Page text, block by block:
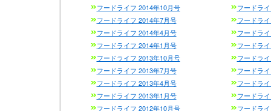
フードライフ 2014年10月号
フードラ
フードライフ 2014年7月号
フードラ
フードライフ 2014年4月号
フードラ
フードライフ 2014年1月号
フードラ
フードライフ 2013年10月号
フードラ
フードライフ 2013年7月号
フードラ
フードライフ 2013年4月号
フードラ
フードライフ 2013年1月号
フードラ
フードライフ 2012年10月号
フードラ